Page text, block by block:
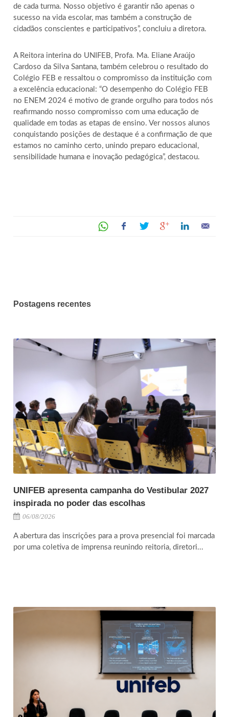
de cada turma. Nosso objetivo é garantir não apenas o
sucesso na vida escolar, mas também a construção de
cidadãos conscientes e participativos”, concluiu a diretora.
A Reitora interina do UNIFEB, Profa. Ma. Eliane Araújo
Cardoso da Silva Santana, também celebrou o resultado do
Colégio FEB e ressaltou o compromisso da instituição com
a excelência educacional: “O desempenho do Colégio FEB
no ENEM 2024 é motivo de grande orgulho para todos nós
reafirmando nosso compromisso com uma educação de
qualidade em todas as etapas de ensino. Ver nossos alunos
conquistando posições de destaque é a confirmação de que
estamos no caminho certo, unindo preparo educacional,
sensibilidade humana e inovação pedagógica”, destacou.
Postagens recentes
UNIFEB apresenta campanha do Vestibular 2027
inspirada no poder das escolhas
06/08/2026
A abertura das inscrições para a prova presencial foi marcada
por uma coletiva de imprensa reunindo reitoria, diretori...